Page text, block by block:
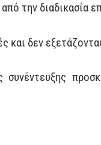
από την διαδικασία
και δεν